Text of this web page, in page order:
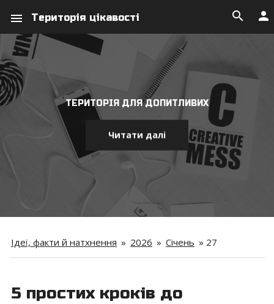
menu Територія цікавості person
search
ТЕРИТОРІЯ ДЛЯ ДОПИТЛИВИХ
Читати далі
Ідеї, факти й натхнення » 2026 » Січень » 27
5 простих кроків до